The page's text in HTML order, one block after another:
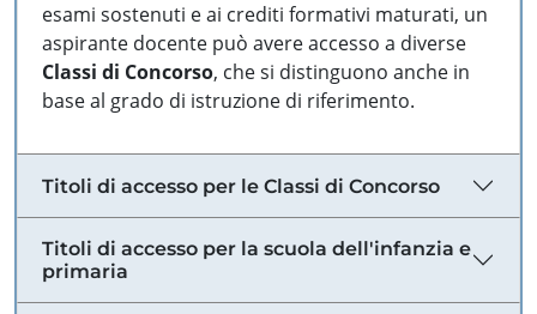
esami sostenuti e ai crediti formativi maturati, un
aspirante docente può avere accesso a diverse
Classi di Concorso, che si distinguono anche in
base al grado di istruzione di riferimento.
Titoli di accesso per le Classi di Concorso
Titoli di accesso per la scuola dell'infanzia e
primaria